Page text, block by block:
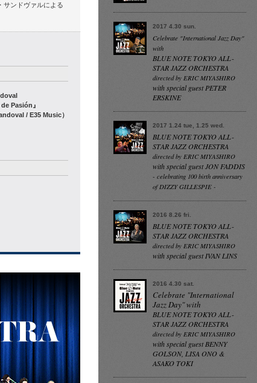
サンドヴァルによる
Pasión』
/ E35 Music）
2017 4.30 sun.
Celebrate "International Jazz Day"
with
BLUE NOTE TOKYO ALL-
STAR JAZZ ORCHESTRA
directed by ERIC MIYASHIRO
with special guest PETER
ERSKINE
2017 1.24 tue, 1.25 wed.
BLUE NOTE TOKYO ALL-
STAR JAZZ ORCHESTRA
directed by ERIC MIYASHIRO
with special guest JON FADDIS
- celebrating 100 birth anniversary
of DIZZY GILLESPIE -
2016 8.26 fri.
BLUE NOTE TOKYO ALL-
STAR JAZZ ORCHESTRA
directed by ERIC MIYASHIRO
with special guest IVAN LINS
2016 4.30 sat.
Celebrate "International
Jazz Day" with
BLUE NOTE TOKYO ALL-
STAR JAZZ ORCHESTRA
directed by ERIC MIYASHIRO
with special guest BENNY
GOLSON, LISA ONO &
ASAKO TOKI